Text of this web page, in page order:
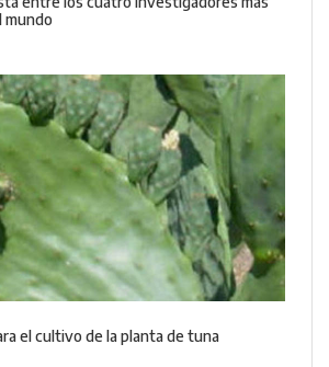
mundo
el cultivo de la planta de tuna